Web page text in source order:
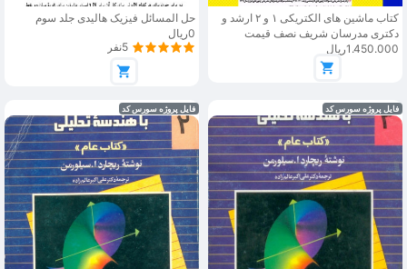
کتاب ماشین های الکتریکی ۱ و ۲ ارشد و
دکتری مدرسان شریف نصف قیمت
1.450.000ریال
حل المسائل فیزیک هالیدی جلد سوم
0ریال
5نفر
فایل پروژه سورس کد فایل پروژه سورس کد